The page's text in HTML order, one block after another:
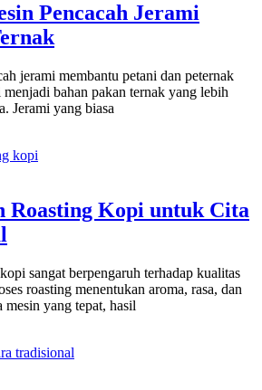
Pencacah Jerami
jerami membantu petani dan peternak
bahan pakan ternak yang lebih
Jerami yang biasa
Roasting Kopi untuk Cita
sangat berpengaruh terhadap kualitas
roasting menentukan aroma, rasa, dan
yang tepat, hasil